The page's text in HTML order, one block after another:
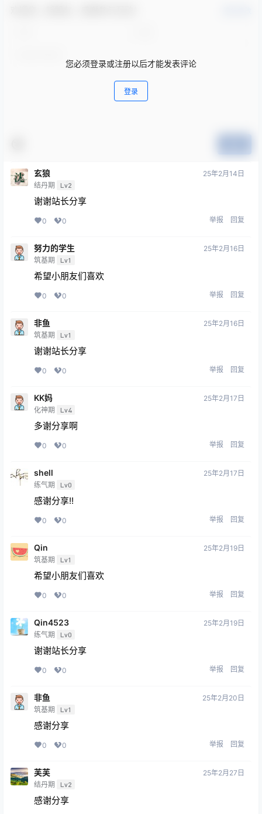
您必须登录或注册以后才能发表评论
登录
玄狼
结丹期 Lv2
25年2月14日
谢谢站长分享
0 0 举报 回复
努力的学生
筑基期 Lv1
25年2月16日
希望小朋友们喜欢
0 0 举报 回复
非鱼
筑基期 Lv1
25年2月16日
谢谢站长分享
0 0 举报 回复
KK妈
化神期 Lv4
25年2月17日
多谢分享啊
0 0 举报 回复
shell
练气期 Lv0
25年2月17日
感谢分享!!
0 0 举报 回复
Qin
筑基期 Lv1
25年2月19日
希望小朋友们喜欢
0 0 举报 回复
Qin4523
练气期 Lv0
25年2月19日
谢谢站长分享
0 0 举报 回复
非鱼
筑基期 Lv1
25年2月20日
感谢分享
0 0 举报 回复
芙芙
结丹期 Lv2
25年2月27日
感谢分享